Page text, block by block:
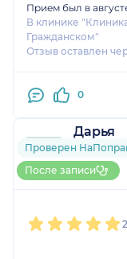
Прием был в
В клинике
Гражданском"
Отзыв оставлен
0
Дарья
4 отзыва
Больше 10
Проверен
После записи